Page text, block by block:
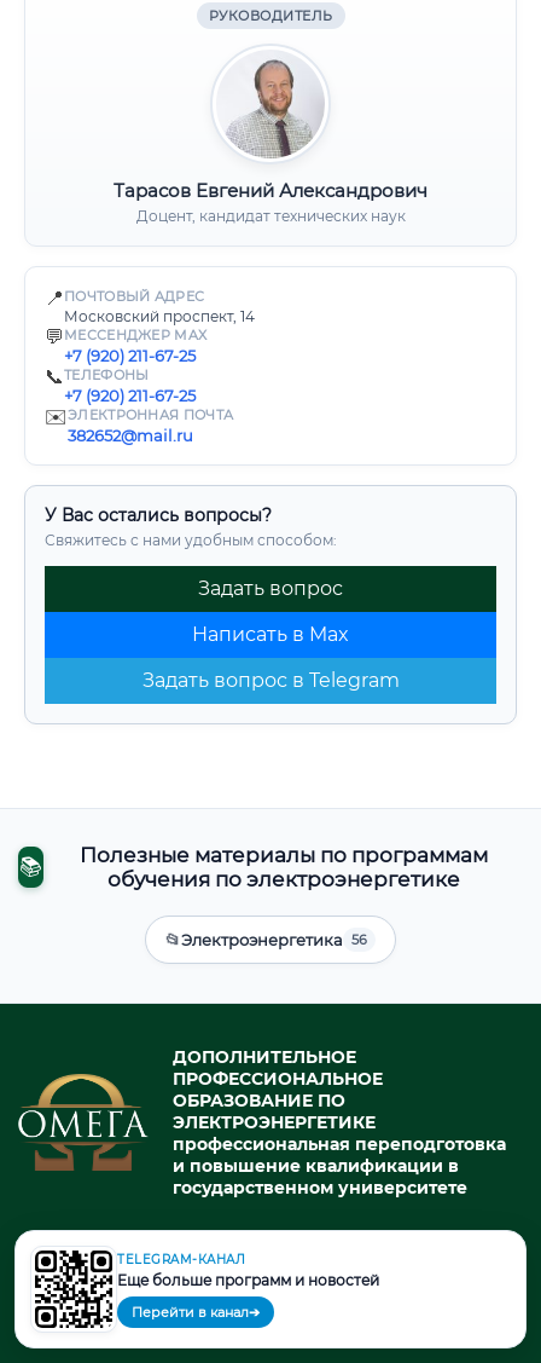
РУКОВОДИТЕЛЬ
Тарасов Евгений Александрович
Доцент, кандидат технических наук
📍 ПОЧТОВЫЙ АДРЕС
Московский проспект, 14
💬 МЕССЕНДЖЕР MAX
+7 (920) 211-67-25
📞ТЕЛЕФОНЫ
+7 (920) 211-67-25
✉️ЭЛЕКТРОННАЯ ПОЧТА
382652@mail.ru
У Вас остались вопросы?
Свяжитесь с нами удобным способом:
Задать вопрос
Написать в Max
Задать вопрос в Telegram
📚
Полезные материалы по программам
обучения по электроэнергетике
📂Электроэнергетика 56
ДОПОЛНИТЕЛЬНОЕ
ПРОФЕССИОНАЛЬНОЕ
ОБРАЗОВАНИЕ ПО
ЭЛЕКТРОЭНЕРГЕТИКЕ
профессиональная переподготовка
и повышение квалификации в
государственном университете
© 2026. При использовании материалов портала активная ссылка
на источник обязательна.
TELEGRAM-КАНАЛ
Еще больше программ и новостей
Перейти в канал➔